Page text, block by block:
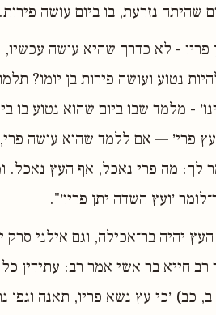
שהיתה נזרעת, בו ביום עושה פירות.
פריו - לא כדרך שהיא עושה
נטוע ועושה פירות בן יומו?
- מלמד שבו ביום שהוא נטוע בו
פרי׳ — אם ללמד שהוא עושה
לך: מה פרי נאכל, אף העץ נאכל.
׳ועץ השדה יתן פריו׳".
העץ יהיה בר־אכילה, וגם אילני
חייא בר אשי אמר רב: עתידין
כב) ׳כי עץ נשא פריו, תאנה וגפן